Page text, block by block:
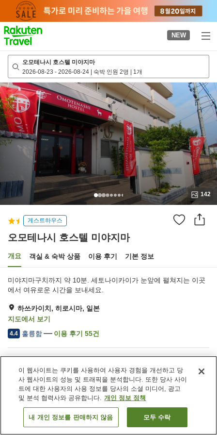
page
NEW
오모테나시 호스텔 미야지마
2026-08-23 - 2026-08-24 | 숙박 인원 2명 | 1개
142
게스트하우스
오모테나시 호스텔 미야지마
개요 객실 & 숙박 상품 이용 후기 기본 정보
미야지마구치까지 약 10분. 세토나이카이가 눈앞에 펼쳐지는 이곳
에서 여유로운 시간을 보내세요.
하쓰카이치, 히로시마, 일본
지도에서 보기
4.4 훌륭함 이용 후기 55건
Wi-Fi
레스토랑
라운지
바
객실 보기
이 웹사이트는 쿠키를 사용하여 사용자 경험을 개선하고 당
사 웹사이트의 성능 및 트래픽을 분석합니다. 또한 당사 사이
트에 대한 사용자의 사용 정보를 당사의 소셜 미디어, 광고
및 분석 협력사와 공유합니다. 개인 정보 정책
내 개인 정보를 판매하지 않음 모두 수락